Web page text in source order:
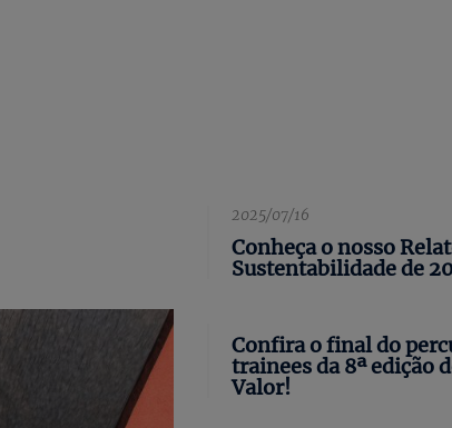
2025/07/16
Conheça o nosso
Sustentabilidade de
Confira o final do
trainees da 8ª edição
Valor!